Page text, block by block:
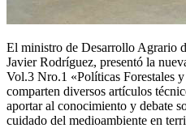
El ministro de Desarrollo Agrario
Javier Rodríguez, presentó la
Vol.3 Nro.1 «Políticas Forestales
comparten diversos artículos
aportar al conocimiento y debate
cuidado del medioambiente en